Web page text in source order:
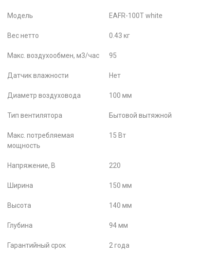
Модель EAFR-100T white
Вес нетто 0.43 кг
Макс. воздухообмен, м3/час 95
Датчик влажности Нет
Диаметр воздуховода 100 мм
Тип вентилятора Бытовой вытяжной
Макс. потребляемая
мощность
15 Вт
Напряжение, В 220
Ширина 150 мм
Высота 140 мм
Глубина 94 мм
Гарантийный срок 2 года